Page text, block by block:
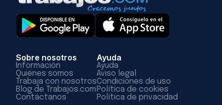
Sobre nosotros
Información
Quiénes somos
Trabaja con nosotros
Blog de Trabajos.com
Contáctanos
Ayuda
Ayuda
Aviso legal
Condiciones de uso
Política de cookies
Política de privacidad